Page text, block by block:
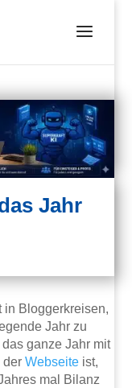
Jahr
in Bloggerkreisen,
Jahr zu
ganze Jahr mit
derWebseite ist,
mal Bilanz